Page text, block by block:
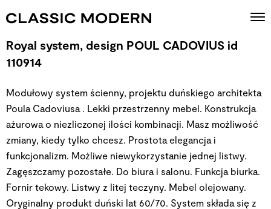
Royal system, design POUL CADOVIUS id
110914
Modułowy system ścienny, projektu duńskiego architekta
Poula Cadoviusa . Lekki przestrzenny mebel. Konstrukcja
ażurowa o niezliczonej ilości kombinacji. Masz możliwość
zmiany, kiedy tylko chcesz. Prostota elegancja i
funkcjonalizm. Możliwe niewykorzystanie jednej listwy.
Zagęszczamy pozostałe. Do biura i salonu. Funkcja biurka.
Fornir tekowy. Listwy z litej teczyny. Mebel olejowany.
Oryginalny produkt duński lat 60/70. System składa się z